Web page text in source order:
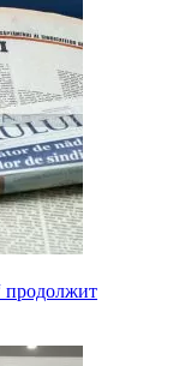
продолжит